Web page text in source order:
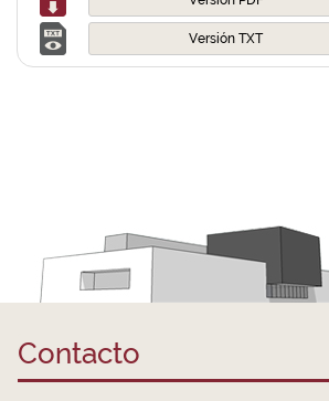
Versión TXT
Contacto